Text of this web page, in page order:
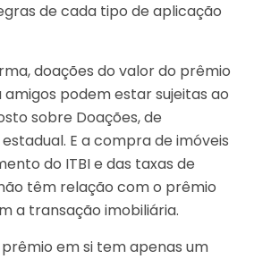
de cada tipo de aplicação
doações do valor do prêmio
podem estar sujeitas ao
sobre Doações, de
E a compra de imóveis
do ITBI e das taxas de
têm relação com o prêmio
a transação imobiliária.
prêmio em si tem apenas um